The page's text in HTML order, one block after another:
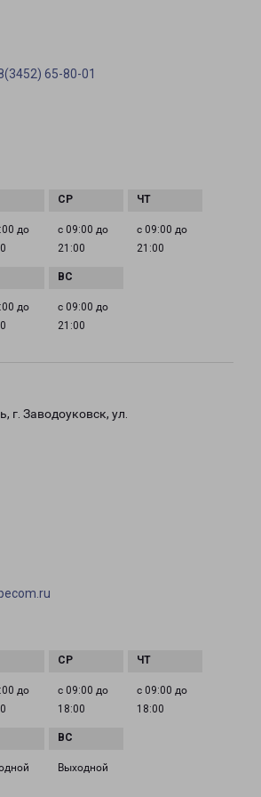
65-80-01
до
с 09:00 до
21:00
с 09:00 до
21:00
до
с 09:00 до
21:00
г. Заводоуковск, ул.
до
с 09:00 до
18:00
с 09:00 до
18:00
Выходной